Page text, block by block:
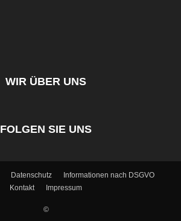
WIR ÜBER UNS
FOLGEN SIE UNS
Datenschutz
Informationen nach DSGVO
Kontakt
Impressum
©